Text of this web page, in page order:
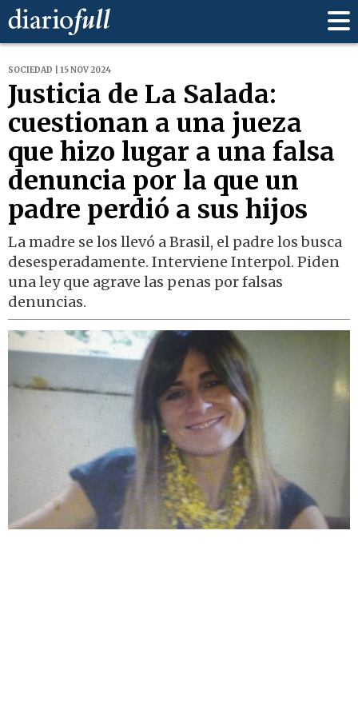
SOCIEDAD | 15 NOV 2024
Justicia de La Salada:
cuestionan a una jueza
que hizo lugar a una falsa
denuncia por la que un
padre perdió a sus hijos
La madre se los llevó a Brasil, el padre los busca
desesperadamente. Interviene Interpol. Piden
una ley que agrave las penas por falsas
denuncias.